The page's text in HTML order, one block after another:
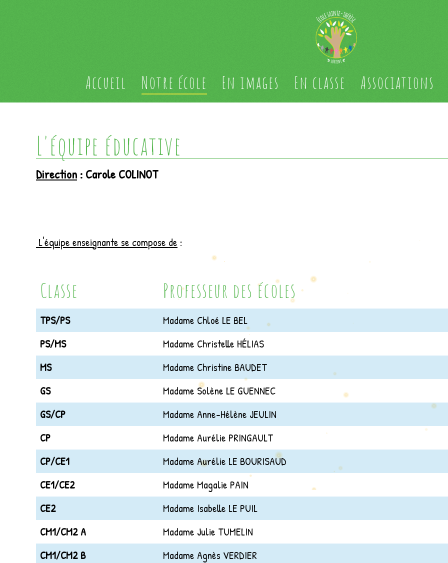
Accueil Notre école En images En classe Associations
L'équipe éducative
Direction : Carole COLINOT
L'équipe enseignante se compose de :
Classe Professeur des écoles
TPS/PS
Madame Chloé LE BEL
PS/MS
Madame Christelle HÉLIAS
MS
Madame Christine BAUDET
GS
Madame Solène LE GUENNEC
GS/CP
Madame Anne-Hélène JEULIN
CP
Madame Aurélie PRINGAULT
CP/CE1
Madame Aurélie LE BOURISAUD
CE1/CE2
Madame Magalie PAIN
CE2
Madame Isabelle LE PUIL
CM1/CM2 A
Madame Julie TUMELIN
CM1/CM2 B
Madame Agnès VERDIER